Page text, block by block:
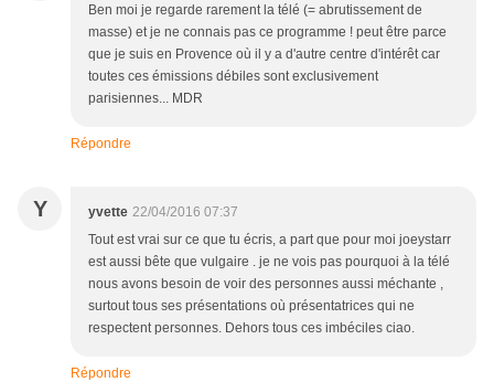
Ben moi je regarde rarement la télé (= abrutissement de
masse) et je ne connais pas ce programme ! peut être parce
que je suis en Provence où il y a d'autre centre d'intérêt car
toutes ces émissions débiles sont exclusivement
parisiennes... MDR
Répondre
Y yvette 22/04/2016 07:37
Tout est vrai sur ce que tu écris, a part que pour moi joeystarr
est aussi bête que vulgaire . je ne vois pas pourquoi à la télé
nous avons besoin de voir des personnes aussi méchante ,
surtout tous ses présentations où présentatrices qui ne
respectent personnes. Dehors tous ces imbéciles ciao.
Répondre